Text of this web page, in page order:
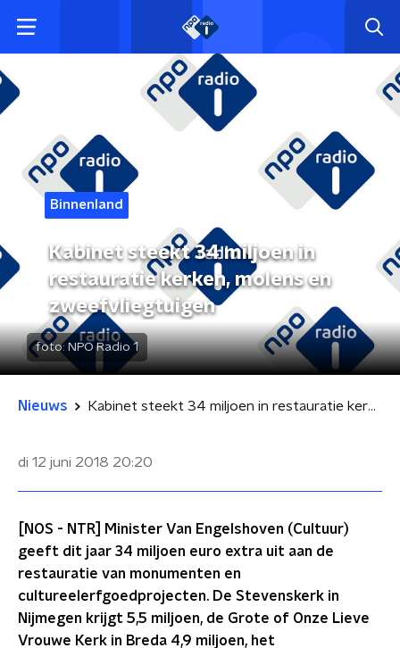
Binnenland
Kabinet steekt 34 miljoen in
restauratie kerken, molens en
zweefvliegtuigen
foto: NPO Radio 1
Nieuws Kabinet steekt 34 miljoen in restauratie kerken, molens en zweefvliegtuigen
di 12 juni 2018 20:20
[NOS - NTR] Minister Van Engelshoven (Cultuur)
geeft dit jaar 34 miljoen euro extra uit aan de
restauratie van monumenten en
cultureelerfgoedprojecten. De Stevenskerk in
Nijmegen krijgt 5,5 miljoen, de Grote of Onze Lieve
Vrouwe Kerk in Breda 4,9 miljoen, het